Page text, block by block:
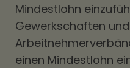
Mindestlohn
Gewerkschaften und
einen Mindestlohn